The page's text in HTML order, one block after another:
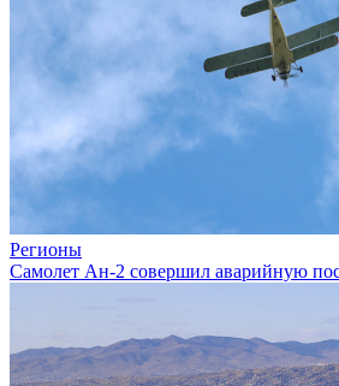
Регионы
Самолет Ан-2 совершил аварийную